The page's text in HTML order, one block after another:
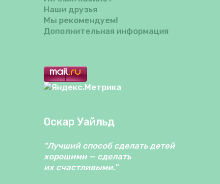
Наши друзья
Мы рекомендуем!
Дополнительная информация
Оскар Уайльд
"Лучший способ сделать детей
хорошими — сделать
их счастливыми."